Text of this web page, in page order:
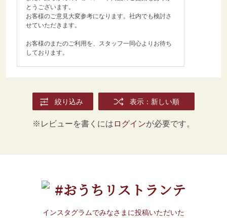
とうございます。
お客様のご意見大変参考になります。社内でも検討さ
せていただきます。
お客様のまたのご利用を、スタッフ一同心よりお待ち
しております。
絞り込み 表示：新しい順
※レビューを書くには ログインが必要です。
#おうちリストランテ
インスタグラムでみなさまに投稿いただいた